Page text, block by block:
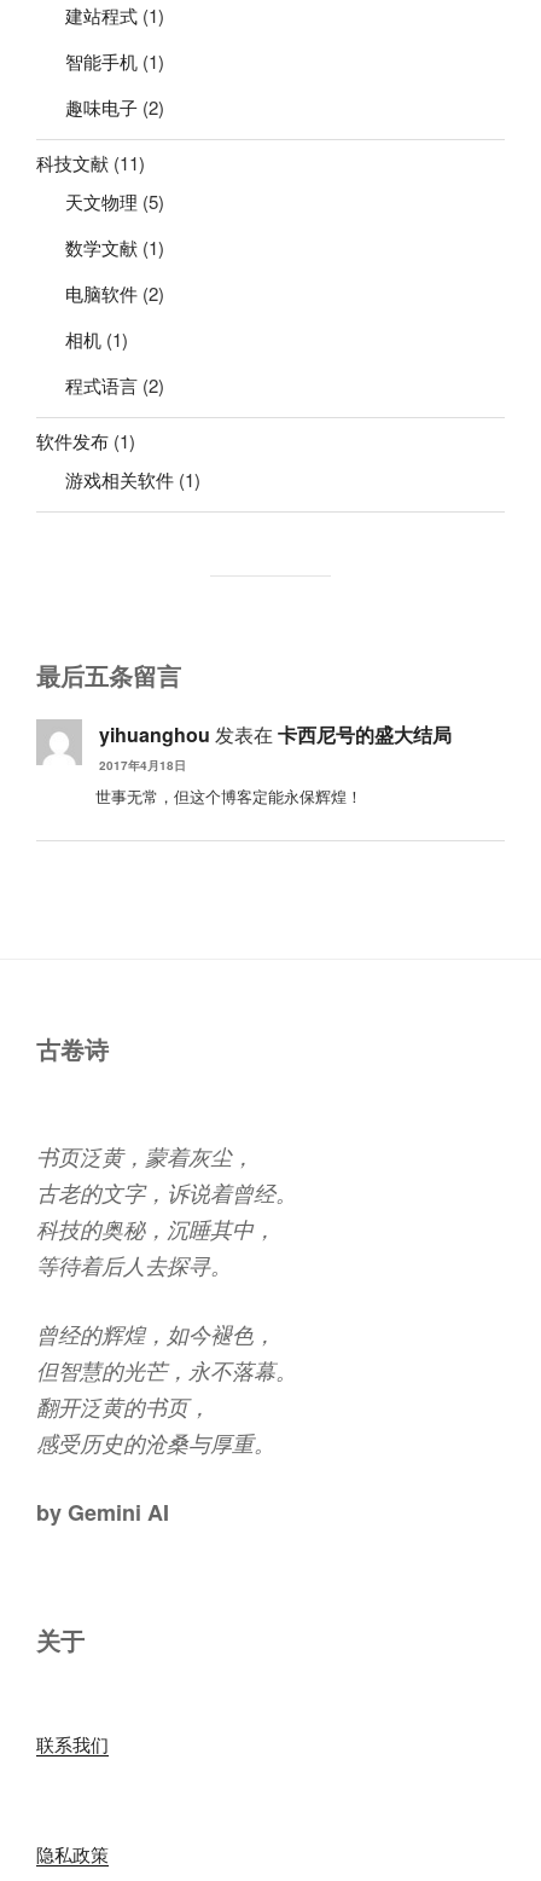
建站程式 (1)
智能手机 (1)
趣味电子 (2)
科技文献 (11)
天文物理 (5)
数学文献 (1)
电脑软件 (2)
相机 (1)
程式语言 (2)
软件发布 (1)
游戏相关软件 (1)
最后五条留言
yihuanghou 发表在 卡西尼号的盛大结局
2017年4月18日
世事无常，但这个博客定能永保辉煌！
古卷诗
书页泛黄，蒙着灰尘，
古老的文字，诉说着曾经。
科技的奥秘，沉睡其中，
等待着后人去探寻。
曾经的辉煌，如今褪色，
但智慧的光芒，永不落幕。
翻开泛黄的书页，
感受历史的沧桑与厚重。
by Gemini AI
关于
联系我们
隐私政策